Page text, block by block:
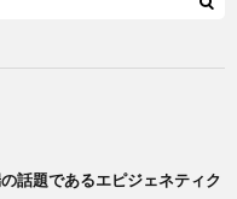
話題であるエピジェネティク